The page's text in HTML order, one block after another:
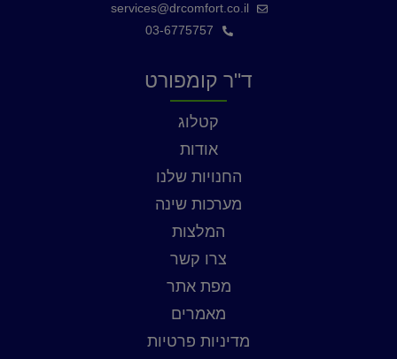
services@drcomfort.co.il
03-6775757
ד"ר קומפורט
קטלוג
אודות
החנויות שלנו
מערכות שינה
המלצות
צרו קשר
מפת אתר
מאמרים
מדיניות פרטיות